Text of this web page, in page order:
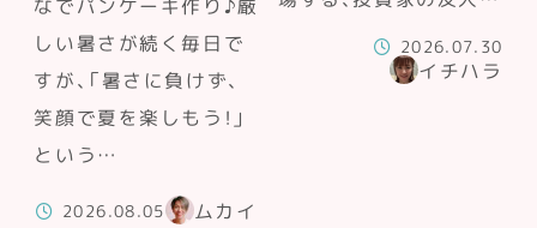
なでパンケーキ作り♪厳
しい暑さが続く毎日で
すが、「暑さに負けず、
笑顔で夏を楽しもう！」
という…
2026.08.05 ムカイ
2026.07.30
イチハラ